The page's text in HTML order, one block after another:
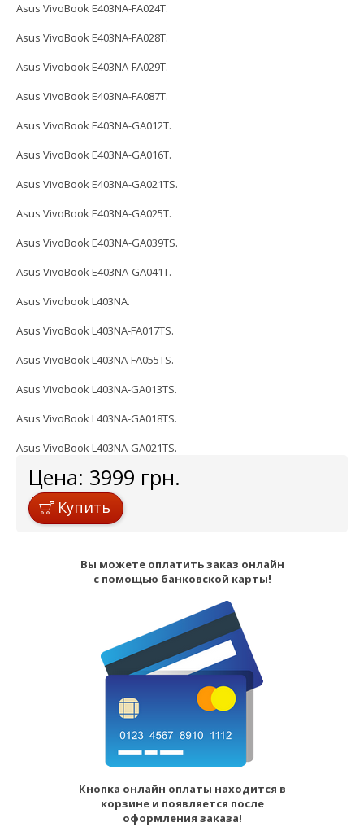
Asus VivoBook E403NA-FA024T.
Asus VivoBook E403NA-FA028T.
Asus Vivobook E403NA-FA029T.
Asus VivoBook E403NA-FA087T.
Asus VivoBook E403NA-GA012T.
Asus VivoBook E403NA-GA016T.
Asus VivoBook E403NA-GA021TS.
Asus VivoBook E403NA-GA025T.
Asus VivoBook E403NA-GA039TS.
Asus VivoBook E403NA-GA041T.
Asus Vivobook L403NA.
Asus VivoBook L403NA-FA017TS.
Asus VivoBook L403NA-FA055TS.
Asus Vivobook L403NA-GA013TS.
Asus VivoBook L403NA-GA018TS.
Asus VivoBook L403NA-GA021TS.
Цена: 3999 грн.
Купить
Вы можете оплатить заказ онлайн
с помощью банковской карты!
Кнопка онлайн оплаты находится в
корзине и появляется после
оформления заказа!